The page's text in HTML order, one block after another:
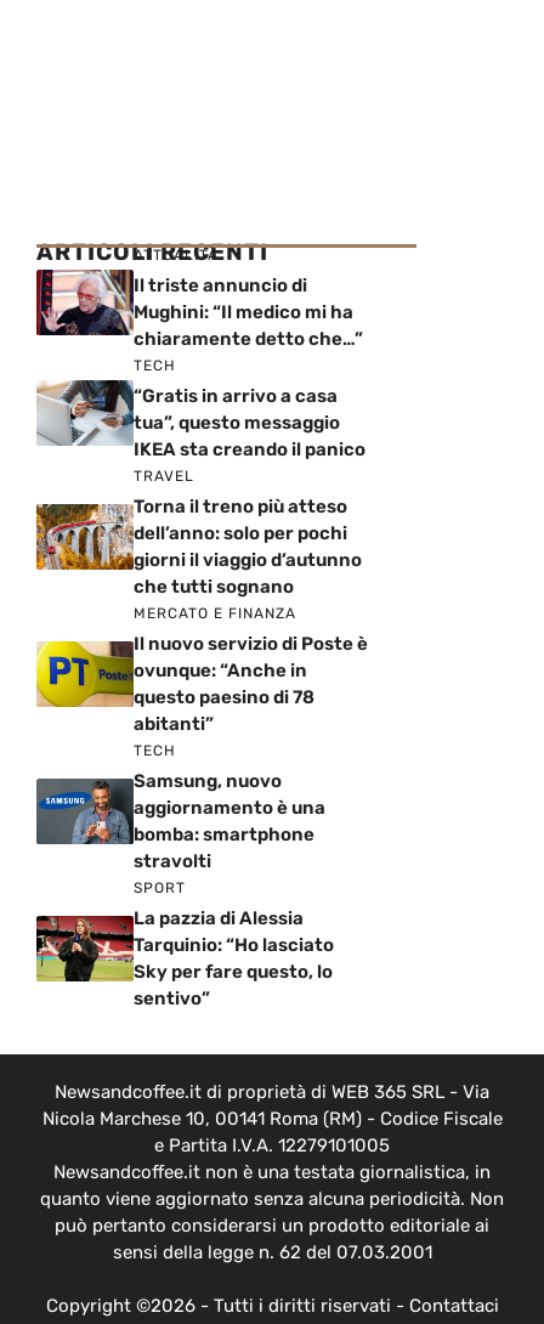
ARTICOLI RECENTI
ATTUALITÀ
Il triste annuncio di
Mughini: “Il medico mi ha
chiaramente detto che…”
TECH
“Gratis in arrivo a casa
tua”, questo messaggio
IKEA sta creando il panico
TRAVEL
Torna il treno più atteso
dell’anno: solo per pochi
giorni il viaggio d’autunno
che tutti sognano
MERCATO E FINANZA
Il nuovo servizio di Poste è
ovunque: “Anche in
questo paesino di 78
abitanti”
TECH
Samsung, nuovo
aggiornamento è una
bomba: smartphone
stravolti
SPORT
La pazzia di Alessia
Tarquinio: “Ho lasciato
Sky per fare questo, lo
sentivo”
Newsandcoffee.it di proprietà di WEB 365 SRL - Via
Nicola Marchese 10, 00141 Roma (RM) - Codice Fiscale
e Partita I.V.A. 12279101005
Newsandcoffee.it non è una testata giornalistica, in
quanto viene aggiornato senza alcuna periodicità. Non
può pertanto considerarsi un prodotto editoriale ai
sensi della legge n. 62 del 07.03.2001
Copyright ©2026 - Tutti i diritti riservati - Contattaci